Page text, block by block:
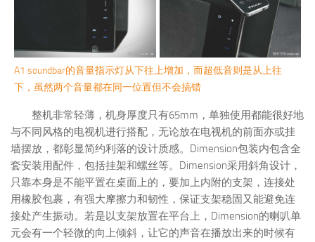
A1 soundbar的音量指示灯从下往上增加，而超低音则是从上往
下，虽然两个音量都在同一位置但不会搞错
整机非常轻薄，机身厚度只有65mm，单独使用都能很好地
与不同风格的电视机进行搭配，无论放在电视机的前面亦或挂
墙摆放，都彰显简约利落的设计质感。Dimension包装内包含全
套安装用配件，包括挂架和螺丝等。Dimension采用斜角设计，
只靠本身是不能平置在桌面上的，要加上内附的支架，连接处
用橡胶包裹，有强大摩擦力和韧性，保证支架稳固又能避免连
接处产生振动。若是以支架放置在平台上，Dimension的喇叭单
元会有一个轻微的向上倾斜，让它的声音在播放出来的时候有